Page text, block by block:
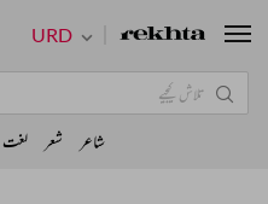
URD
شاعر شعر لغت